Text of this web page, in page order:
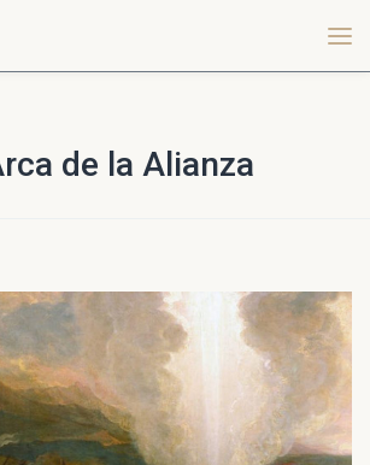
de la Alianza